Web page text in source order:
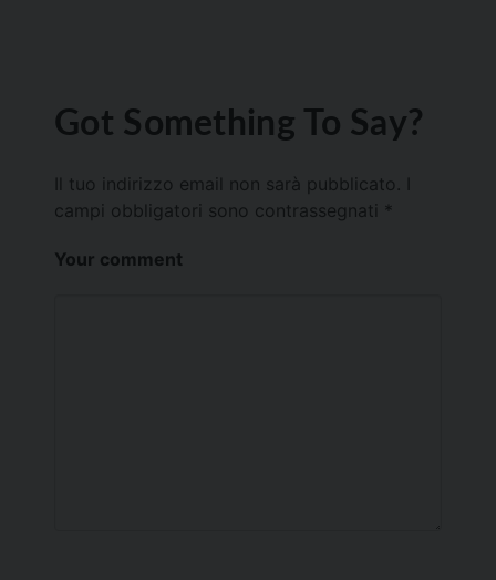
Got Something To Say?
Il tuo indirizzo email non sarà pubblicato.
campi obbligatori sono contrassegnati *
Your comment